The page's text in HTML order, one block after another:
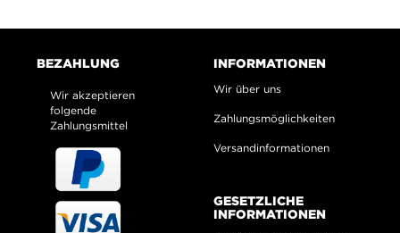
BEZAHLUNG
Wir akzeptieren
folgende
Zahlungsmittel
INFORMATIONEN
Wir über uns
Zahlungsmöglichkeiten
Versandinformationen
GESETZLICHE
INFORMATIONEN